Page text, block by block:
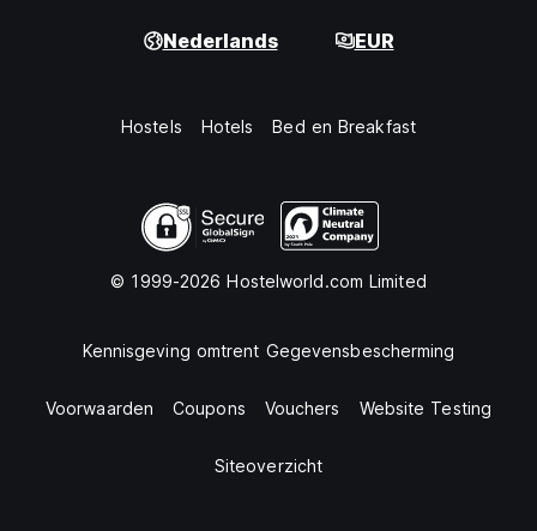
Nederlands EUR
Hostels Hotels Bed en Breakfast
© 1999-2026 Hostelworld.com Limited
Kennisgeving omtrent Gegevensbescherming
Voorwaarden Coupons Vouchers Website Testing
Siteoverzicht